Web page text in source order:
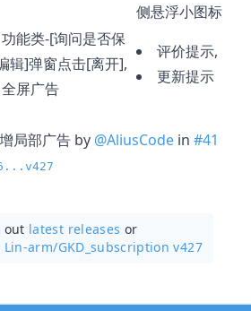
侧悬浮小图标
功能类-[询问是否保
辑]弹窗点击[离开],
全屏广告
评价提示,
更新提示
局部广告 by @AliusCode in #41
out latest releases or
Lin-arm/GKD_subscription v427